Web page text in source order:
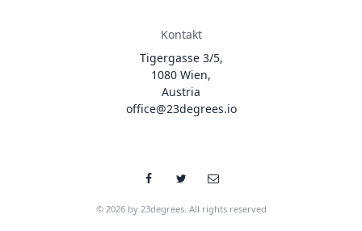
Kontakt
Tigergasse 3/5,
1080 Wien,
Austria
office@23degrees.io
© 2026 by 23degrees. All rights reserved